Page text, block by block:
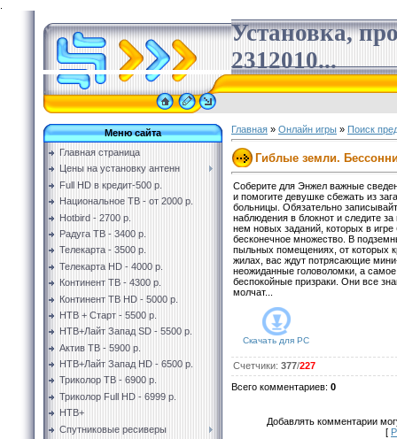
Установка,
2312010...
Меню сайта
Главная страница
Цены на установку антенн
Full HD в кредит-500 р.
Национальное ТВ - от 2000 р.
Hotbird - 2700 р.
Радуга ТВ - 3400 р.
Телекарта - 3500 р.
Телекарта HD - 4000 р.
Континент ТВ - 4300 р.
Континент ТВ HD - 5000 р.
НТВ + Старт - 5500 р.
НТВ+Лайт Запад SD - 5500 р.
Актив ТВ - 5900 р.
НТВ+Лайт Запад HD - 6500 р.
Триколор ТВ - 6900 р.
Триколор Full HD - 6999 р.
НТВ+
Спутниковые ресиверы
Главная » Онлайн игры » Поиск
Гиблые земли.
Соберите для Энжел важные
и помогите девушке сбежать из
больницы. Обязательно
наблюдения в блокнот и следите
нем новых заданий, которых в игре
бесконечное множество. В
пыльных помещениях, от которых
жилах, вас ждут потрясающие
неожиданные головоломки, а самое
беспокойные призраки. Они все
молчат...
Скачать для PC
Счетчики: 377/227
Всего комментариев: 0
Добавлять комментарии
[